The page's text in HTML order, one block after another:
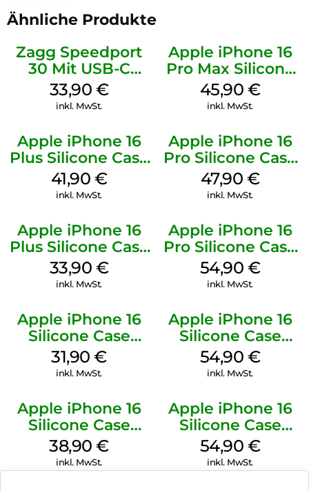
Ähnliche Produkte
Zagg Speedport
30 Mit USB-C
Kabel Weiß
33,90 €
inkl. MwSt.
Apple iPhone 16
Pro Max Silicone
Case MagSafe
Ultramarine
45,90 €
inkl. MwSt.
Apple iPhone 16
Plus Silicone Case
MagSafe Stone
Gray
41,90 €
inkl. MwSt.
Apple iPhone 16
Pro Silicone Case
MagSafe Denim
47,90 €
inkl. MwSt.
Apple iPhone 16
Plus Silicone Case
MagSafe Lake
Green
33,90 €
inkl. MwSt.
Apple iPhone 16
Pro Silicone Case
MagSafe Black
54,90 €
inkl. MwSt.
Apple iPhone 16
Silicone Case
MagSafe Fuchsia
31,90€
inkl. MwSt.
Apple iPhone 16
Silicone Case
MagSafe Black
54,90 €
inkl. MwSt.
Apple iPhone 16
Silicone Case
MagSafe
Ultramarine
38,90€
inkl. MwSt.
Apple iPhone 16
Silicone Case
MagSafe Lake
Green
54,90 €
inkl. MwSt.